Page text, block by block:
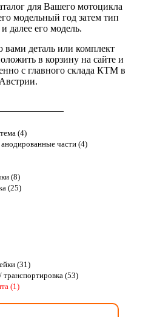
для Вашего мотоцикла
модельный год затем тип
далее его модель.
деталь или комплект
в корзину на сайте и
с главного склада КТМ в
Австрии.
(4)
части (4)
(8)
(25)
(31)
(53)
(1)